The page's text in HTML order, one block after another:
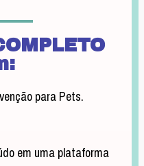
:
para Pets.
em uma plataforma